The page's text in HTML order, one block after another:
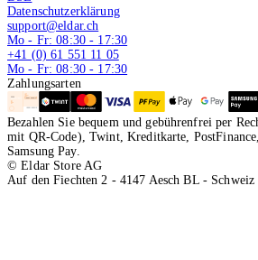
Datenschutzerklärung
support@eldar.ch
Mo - Fr: 08:30 - 17:30
+41 (0) 61 551 11 05
Mo - Fr: 08:30 - 17:30
Zahlungsarten
Bezahlen Sie bequem und gebührenfrei per
mit QR-Code), Twint, Kreditkarte,
Samsung Pay.
© Eldar Store AG
Auf den Fiechten 2 - 4147 Aesch BL - Schweiz